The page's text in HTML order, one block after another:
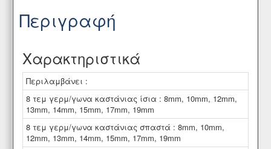
Περιγραφή
Χαρακτηριστικά
Περιλαμβάνει :
8 τεμ γερμ/γωνα καστάνιας ίσια : 8mm, 10mm, 12mm,
13mm, 14mm, 15mm, 17mm, 19mm
8 τεμ γερμ/γωνα καστάνιας σπαστά : 8mm, 10mm,
12mm, 13mm, 14mm, 15mm, 17mm, 19mm